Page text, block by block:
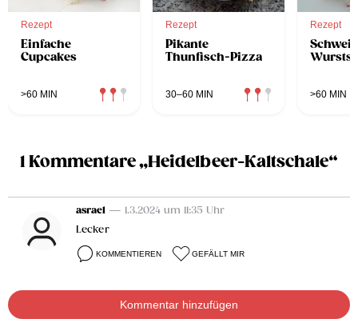
Rezept
Einfache
Cupcakes
>60 MIN
Rezept
Pikante
Thunfisch-Pizza
30–60 MIN
Rezept
>60 MIN
1 Kommentare „Heidelbeer-Kaltschale“
asrael — 1.3.2024 um 11:35 Uhr
Lecker
KOMMENTIEREN GEFÄLLT MIR
Kommentar hinzufügen